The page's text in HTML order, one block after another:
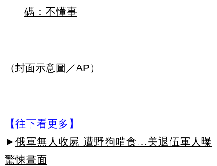
碼：不懂事
（封面示意圖／AP）
【往下看更多】
► 俄軍無人收屍 遭野狗啃食…美退伍軍人曝
驚悚畫面